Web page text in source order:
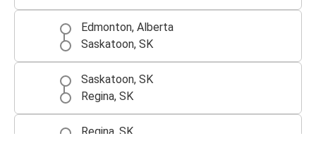
Edmonton, Alberta
Saskatoon, SK
Saskatoon, SK
Regina, SK
Regina, SK